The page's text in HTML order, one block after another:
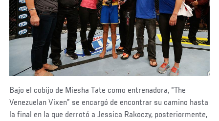
Bajo el cobijo de Miesha Tate como entrenadora, “The
Venezuelan Vixen” se encargó de encontrar su camino hasta
la final en la que derrotó a Jessica Rakoczy, posteriormente,